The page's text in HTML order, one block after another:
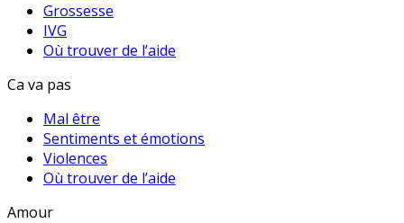
Grossesse
IVG
Où trouver de l’aide
Ca va pas
Mal être
Sentiments et émotions
Violences
Où trouver de l’aide
Amour